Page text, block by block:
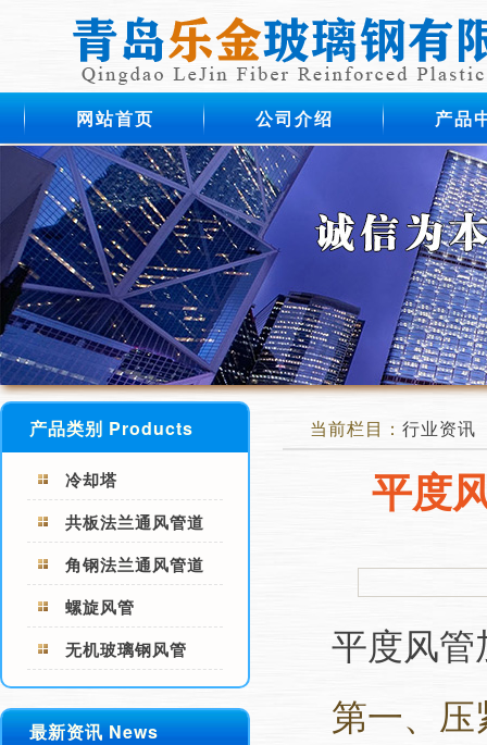
网站首页 公司介绍 产品
产品类别 Products
冷却塔
共板法兰通风管道
角钢法兰通风管道
螺旋风管
无机玻璃钢风管
最新资讯 News
当前栏目： 行业资讯
平度
平度风管
第一、